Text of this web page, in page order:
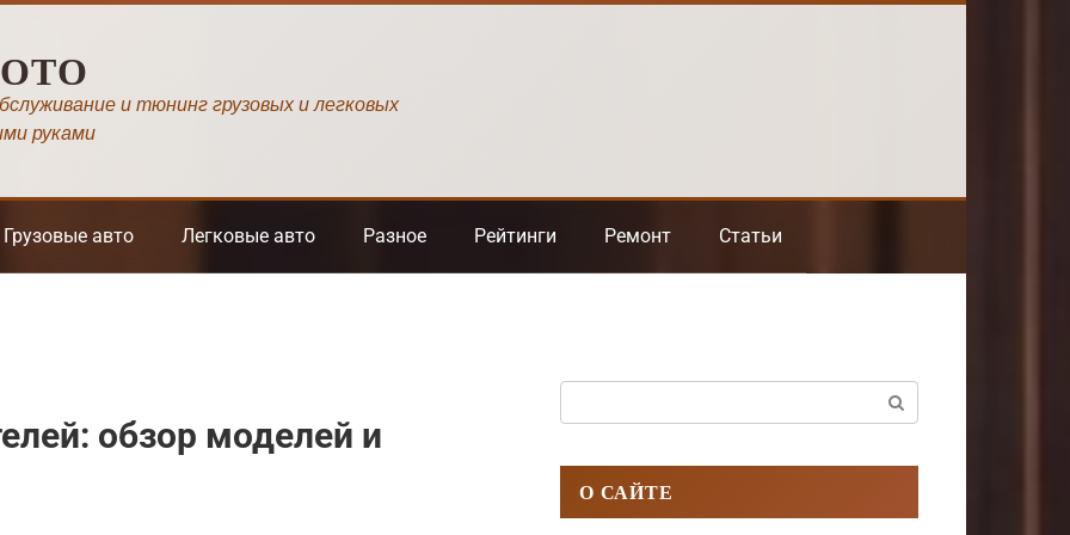
и тюнинг грузовых и легковых
руками
Грузовые авто Легковые авто Разное Рейтинги Ремонт Статьи
обзор моделей и
О САЙТЕ